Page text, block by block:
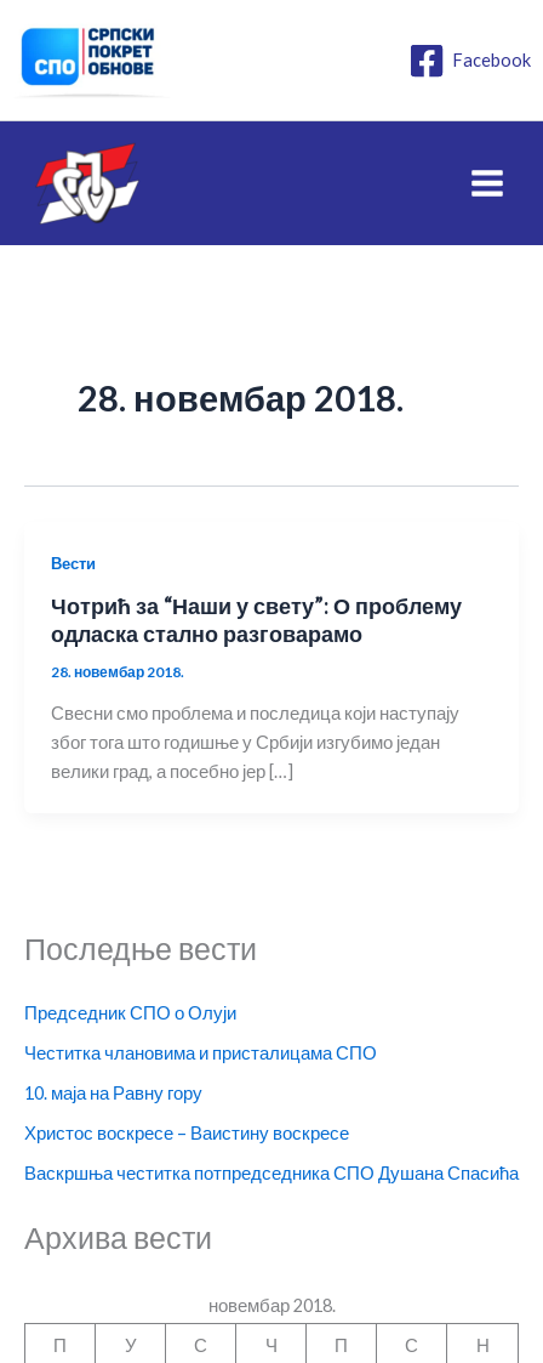
садржај
Facebook
28. новембар 2018.
Вести
Чотрић за “Наши у свету”: О проблему
одласка стално разговарамо
28. новембар 2018.
Свесни смо проблема и последица који наступају
због тога што годишње у Србији изгубимо један
велики град, а посебно јер […]
Последње вести
Председник СПО о Олуји
Честитка члановима и присталицама СПО
10. маја на Равну гору
Христос воскресе – Ваистину воскресе
Васкршња честитка потпредседника СПО Душана Спасића
Архива вести
новембар 2018.
П
У С Ч П С Н